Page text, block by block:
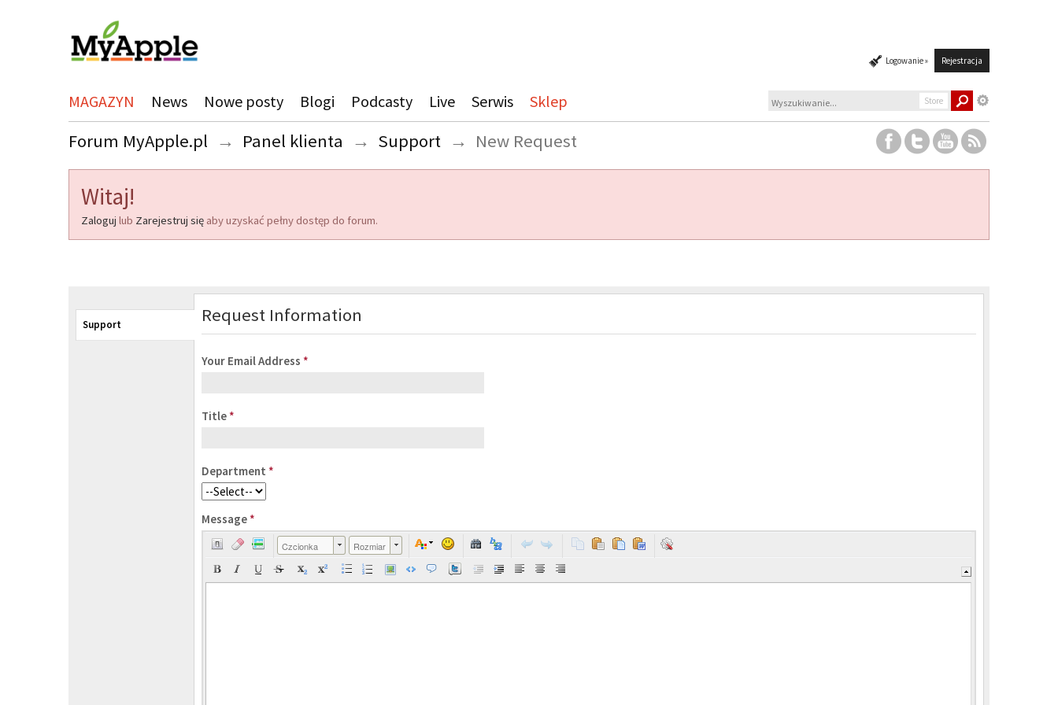
Logowanie » Rejestracja
MAGAZYN News Nowe posty Blogi Podcasty Live Serwis Sklep Store
Forum MyApple.pl → Panel klienta → Support → New Request
Witaj!
Zaloguj lub Zarejestruj się aby uzyskać pełny dostęp do forum.
Support Request Information
Your Email Address *
Title *
Department *
Message *
Czcionka Rozmiar